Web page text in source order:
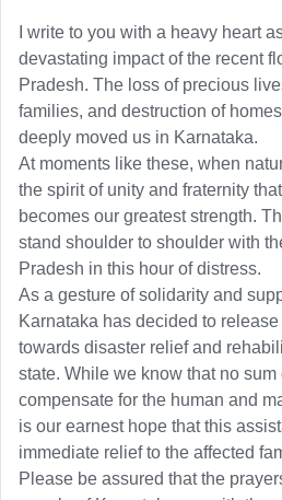
I write to you with a heavy heart
devastating impact of the recent
Pradesh. The loss of precious
families, and destruction of
deeply moved us in Karnataka.
At moments like these, when
the spirit of unity and fraternity
becomes our greatest strength.
stand shoulder to shoulder with
Pradesh in this hour of distress.
As a gesture of solidarity and
Karnataka has decided to
towards disaster relief and
state. While we know that no sum
compensate for the human and
is our earnest hope that this
immediate relief to the affected
Please be assured that the